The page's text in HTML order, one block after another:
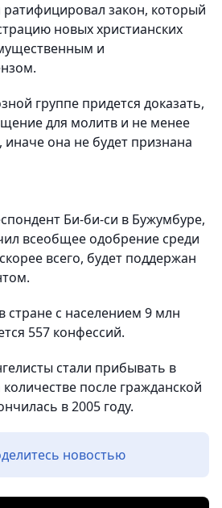
закон, который
новых христианских
и
группе придется доказать,
для молитв и не менее
иначе она не будет признана
Би-би-си в Бужумбуре,
всеобщее одобрение среди
всего, будет поддержан
с населением 9 млн
557 конфессий.
стали прибывать в
после гражданской
в 2005 году.
новостью